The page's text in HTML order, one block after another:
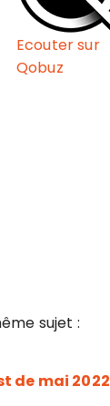
Ecouter sur
Qobuz
sujet :
de mai 2022